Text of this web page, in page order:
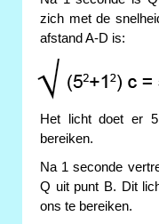
zich met de
afstand A-D is:
Het licht doet er
bereiken.
Na 1 seconde
Q uit punt B. Dit
ons te bereiken.